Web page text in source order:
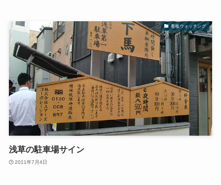
看板ウォッチング
浅草の駐車場サイン
2011年7月4日